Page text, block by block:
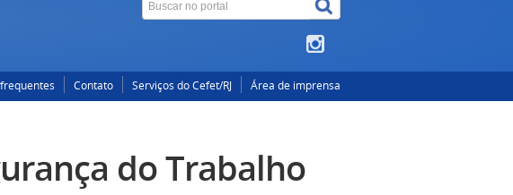
Contato Serviços do Cefet/RJ Área de imprensa
do Trabalho